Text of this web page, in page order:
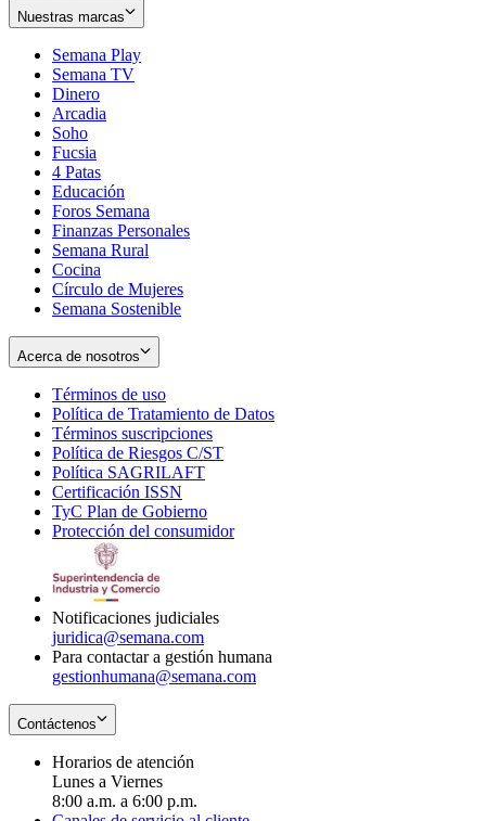
Nuestras marcas
Semana Play
Semana TV
Dinero
Arcadia
Soho
in
new
window
Fucsia
in
new
window
4 Patas
Educación
Foros Semana
Finanzas Personales
Semana Rural
Cocina
Círculo de Mujeres
Semana Sostenible
Acerca de nosotros
Términos de uso
in
new
window
Política de Tratamiento de Datos
Términos suscripciones
in
Política de Riesgos C/ST
Política SAGRILAFT
new
window
Certificación ISSN
in
new
TyC Plan de Gobierno
in
Protección del consumidorOpens
Notificaciones judiciales
juridica@semana.com
Para contactar a gestión humana
gestionhumana@semana.com
Contáctenos
Horarios de atención
Lunes a Viernes
8:00 a.m. a 6:00 p.m.